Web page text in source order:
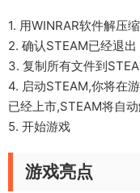
1. 用WINRAR软件解压
2. 确认STEAM已经退出
3. 复制所有文件到
4. 启动STEAM,你将在
已经上市,STEAM将自
5. 开始游戏
游戏亮点